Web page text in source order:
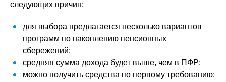
следующих причин:
для выбора предлагается несколько вариантов
программ по накоплению пенсионных
сбережений;
средняя сумма дохода будет выше, чем в ПФР;
можно получить средства по первому требованию;